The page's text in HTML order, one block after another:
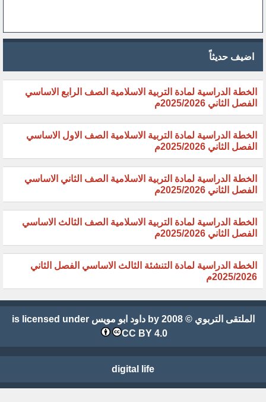
اضيف حديثاً
الخطة الدراسية لمادة التربية الاسلامية الصف الرابع الاساسي
الفصل الثاني 2025/2026م
الخطة الدراسية لمادة التربية الاسلامية الصف الاول الاساسي
الفصل الثاني 2025/2026م
الخطة الدراسية لمادة التربية الاسلامية الصف الثاني الاساسي
الفصل الثاني 2025/2026م
الخطة الدراسية لمادة التربية الاسلامية الصف الثالث الاساسي
الفصل الثاني 2025/2026م
الخطة الدراسية لمادة التنشئة الثالث الاساسي الفصل الثاني
2025/2026م
الملتقى التربوي © 2008 by داود ابو مويس is licensed under
CC BY 4.0
digital life